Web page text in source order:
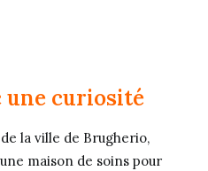
une curiosité
la ville de Brugherio,
maison de soins pour